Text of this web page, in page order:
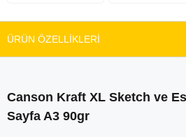
ÜRÜN ÖZELLIKLERI
Canson Kraft XL Sketch ve
Sayfa A3 90gr